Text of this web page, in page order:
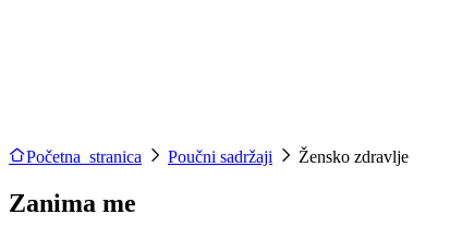
Početna stranica Poučni sadržaji Žensko zdravlje
Zanima me